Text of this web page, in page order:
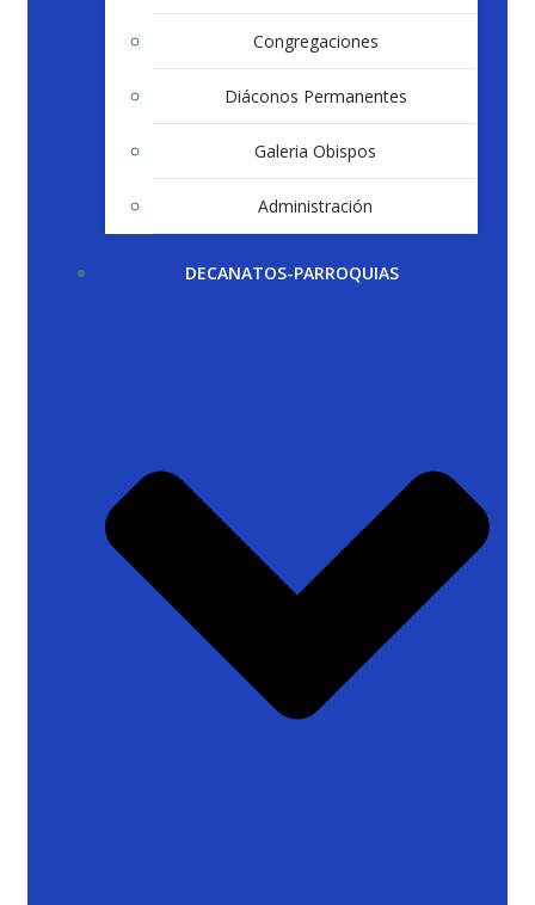
Congregaciones
Diáconos Permanentes
Galeria Obispos
Administración
DECANATOS-PARROQUIAS